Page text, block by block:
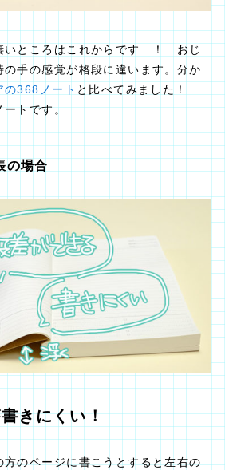
いところはこれからです…！ おじ
手の感覚が格段に違います。分か
の368ノート と比べてみました！
ートです。
の場合
きにくい！
のページに書こうとすると左右の